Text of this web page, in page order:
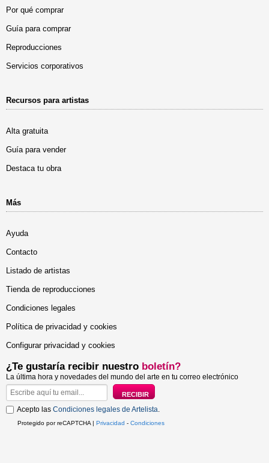
Por qué comprar
Guía para comprar
Reproducciones
Servicios corporativos
Recursos para artistas
Alta gratuita
Guía para vender
Destaca tu obra
Más
Ayuda
Contacto
Listado de artistas
Tienda de reproducciones
Condiciones legales
Política de privacidad y cookies
Configurar privacidad y cookies
¿Te gustaría recibir nuestro boletín?
La última hora y novedades del mundo del arte en tu correo electrónico
Acepto las Condiciones legales de Artelista.
Protegido por reCAPTCHA | Privacidad - Condiciones